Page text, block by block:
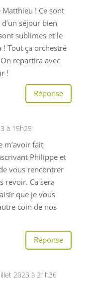
! Ce sont
séjour bien
sublimes et le
Tout ça orchestré
repartira avec
!
Réponse
à 15h25
m’avoir fait
Philippe et
vous rencontrer
revoir. Ca sera
que je vous
coin de nos
Réponse
2023 à 21h36